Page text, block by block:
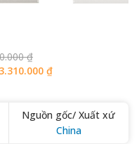
₫
₫
Nguồn gốc/ Xuất xứ
China